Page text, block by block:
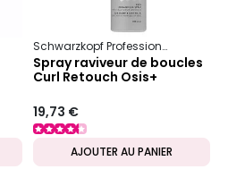
Douceur & Brillance Schwarzkopf Professional
Spray raviveur de boucles
Curl Retouch Osis+
19,73 €
AJOUTER AU PANIER